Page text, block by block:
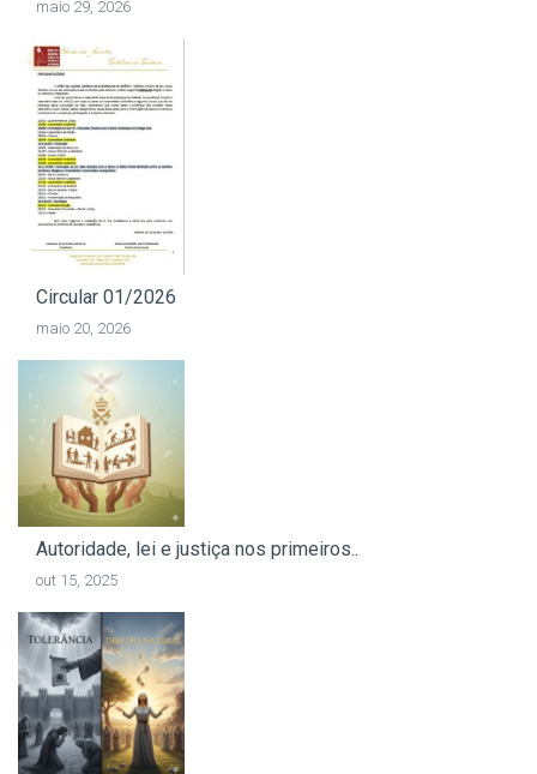
maio 29, 2026
Circular 01/2026
maio 20, 2026
Autoridade, lei e justiça nos primeiros..
out 15, 2025